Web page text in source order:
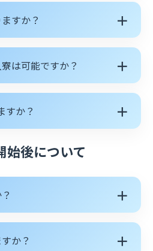
すか？ ＋
は可能ですか？ ＋
すか？ ＋
後について
＋
か？ ＋